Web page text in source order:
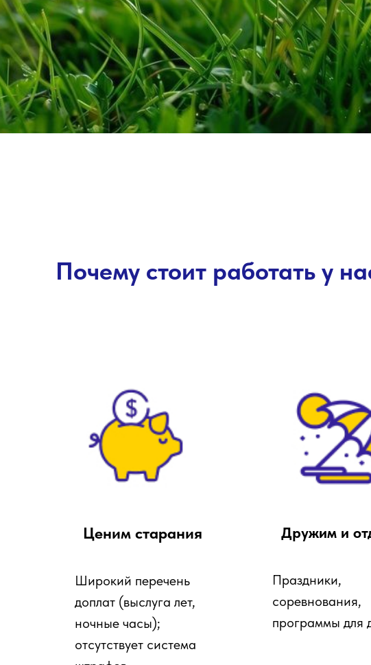
Почему стоит работать у
Ценим старания
Широкий перечень
доплат (выслуга лет,
ночные часы);
отсутствует система
Дружим и
Праздники,
соревнования,
программы для